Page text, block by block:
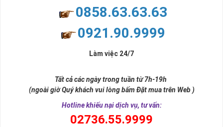
và tính hai mặt. Số 2 thúc giục chúng ta lựa chọn, dựa vào những
đời, nơi bạn phải đưa ra những quyết định quan trọng.
0858.63.63.63
0921.90.9999
Làm việc 24/7
Tất cả các ngày trong tuần từ 7h-19h
(ngoài giờ Quý khách vui lòng bấm Đặt mua trên Web )
Hotline khiếu nại dịch vụ, tư vấn:
02736.55.9999